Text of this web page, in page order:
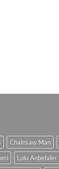
Chainsaw Man
Lulu Anbefaler